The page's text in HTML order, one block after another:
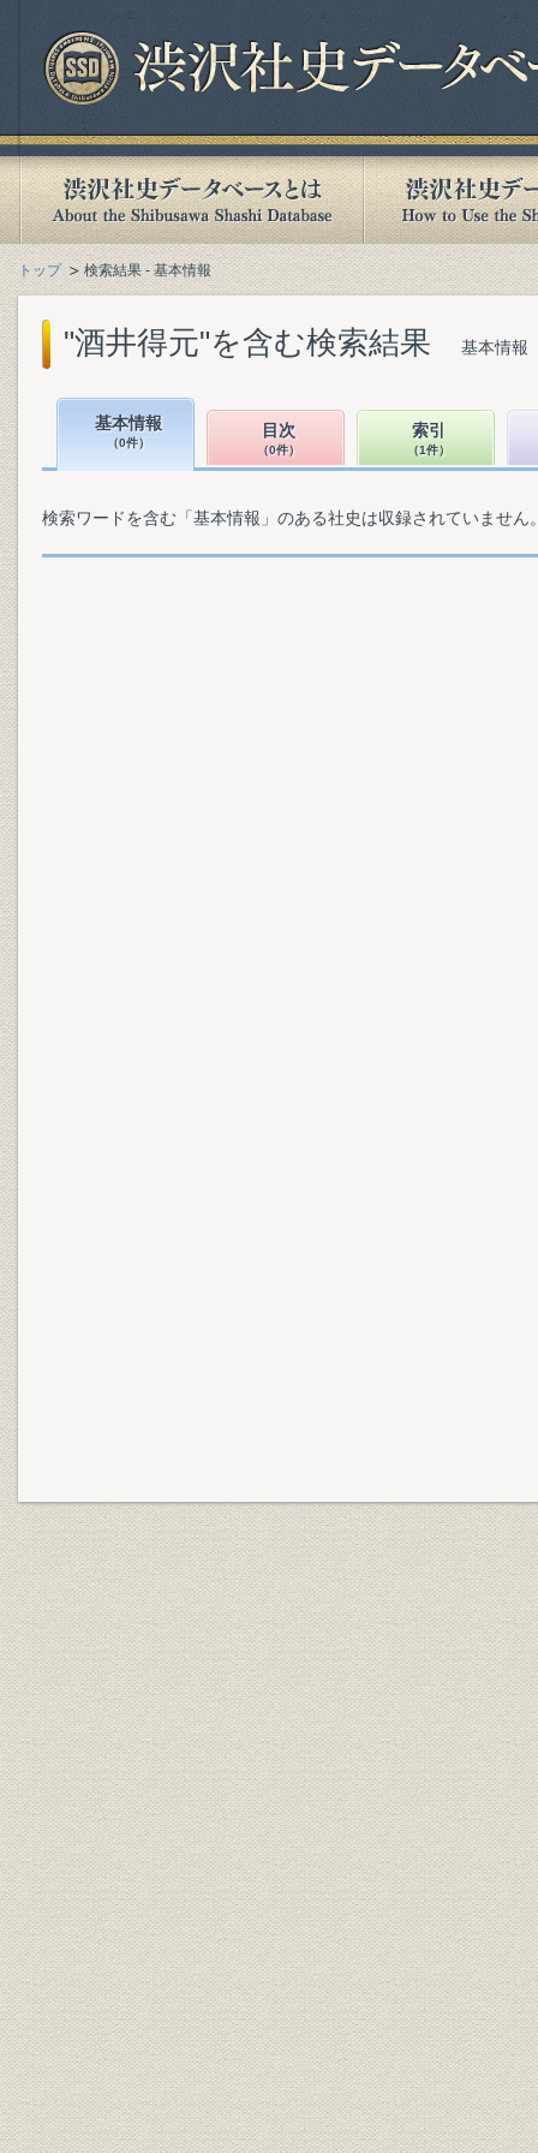
トップ 検索結果 - 基本情報
"酒井得元"を含む検索結果 基本情報
基本情報
（0件）
目次
（0件）
索引
（1件）
検索ワードを含む「基本情報」のある社史は収録されていません